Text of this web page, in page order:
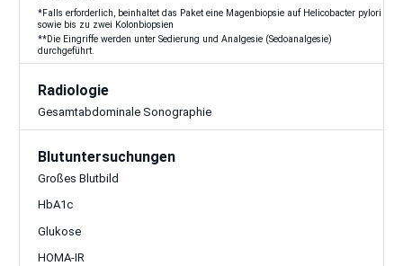
*Falls erforderlich, beinhaltet das Paket eine Magenbiopsie auf Helicobacter pylori
sowie bis zu zwei Kolonbiopsien
**Die Eingriffe werden unter Sedierung und Analgesie (Sedoanalgesie)
durchgeführt.
Radiologie
Gesamtabdominale Sonographie
Blutuntersuchungen
Großes Blutbild
HbA1c
Glukose
HOMA-IR